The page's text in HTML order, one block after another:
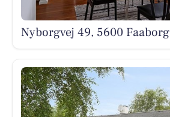
Nyborgvej 49, 5600 Faaborg